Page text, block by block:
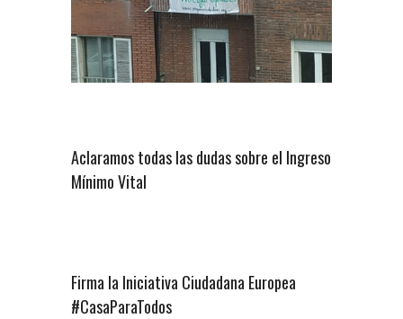
Aclaramos todas las dudas sobre el Ingreso
Mínimo Vital
Firma la Iniciativa Ciudadana Europea
#CasaParaTodos